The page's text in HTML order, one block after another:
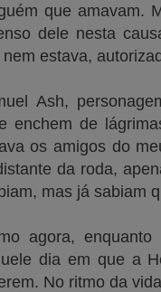
que amavam.
dele nesta
estava,
Ash,
enchem de
os amigos do
da roda,
mas já sabiam
agora,
dia em que a
No ritmo da